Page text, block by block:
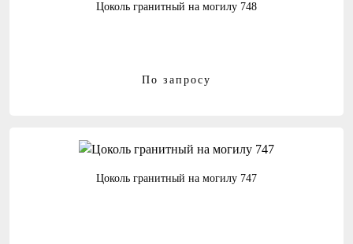
Цоколь гранитный на могилу 748
По запросу
Цоколь гранитный на могилу 747